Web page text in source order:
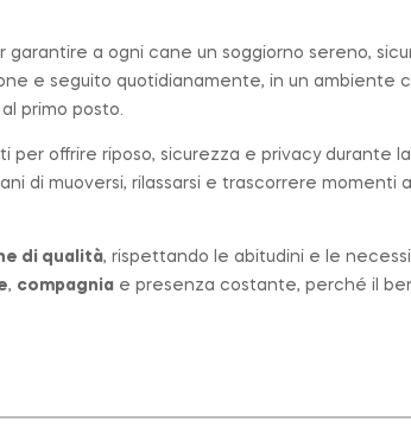
garantire a ogni cane un soggiorno sereno,
e seguito quotidianamente, in un ambiente
primo posto.
per offrire riposo, sicurezza e privacy durante la
di muoversi, rilassarsi e trascorrere momenti
di qualità, rispettando le abitudini e le
, compagnia e presenza costante, perché il